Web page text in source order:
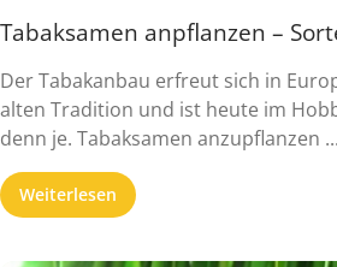
Tabaksamen anpflanzen –
Der Tabakanbau erfreut sich in
alten Tradition und ist heute im
denn je. Tabaksamen anzupflanzen ...
Weiterlesen